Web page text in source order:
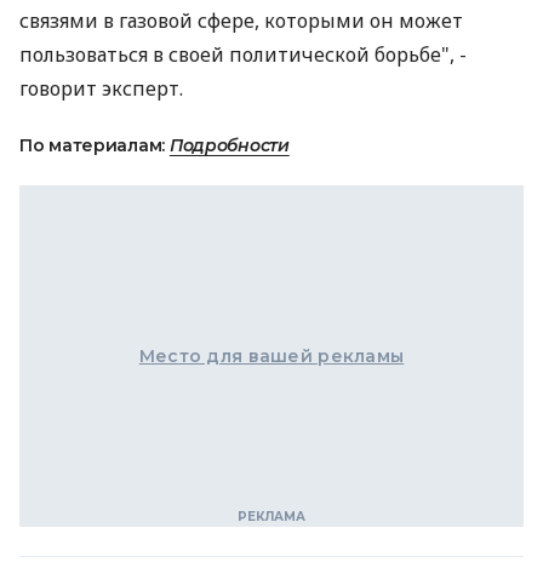
связями в газовой сфере, которыми он может
пользоваться в своей политической борьбе", -
говорит эксперт.
По материалам: Подробности
Место для вашей рекламы